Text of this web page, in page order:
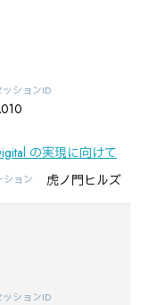
ッションID
の実現に向けて
ション 虎ノ門ヒルズ
ッションID